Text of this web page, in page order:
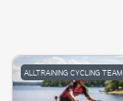
ALLTRAINING CYCLING TEAM